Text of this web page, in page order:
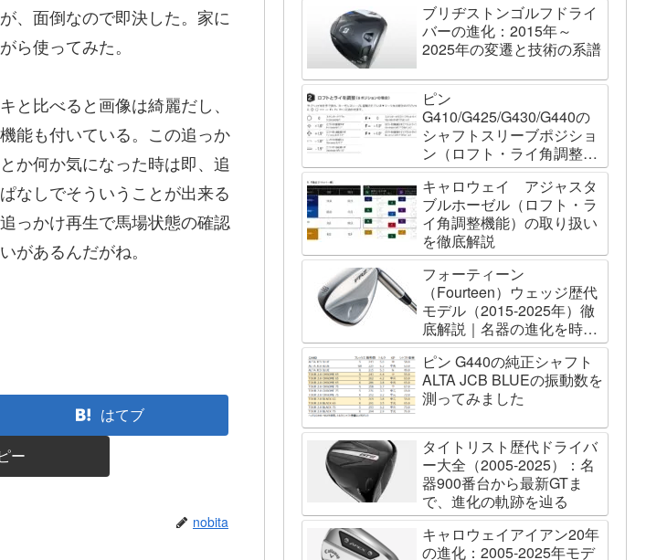
、面倒なので即決した。家に
ら使ってみた。
比べると画像は綺麗だし、
能も付いている。この追っか
か何か気になった時は即、追
なしでそういうことが出来る
っかけ再生で馬場状態の確認
があるんだがね。
はてブ
ー
nobita
ブリヂストンゴルフドライ
バーの進化：2015年～
2025年の変遷と技術の系譜
ピン
G410/G425/G430/G440の
シャフトスリーブポジショ
ン（ロフト・ライ角調整機
能）について
キャロウェイ アジャスタ
ブルホーゼル（ロフト・ラ
イ角調整機能）の取り扱い
を徹底解説
フォーティーン
（Fourteen）ウェッジ歴代
モデル（2015-2025年）徹
底解説｜名器の進化を時系
列で辿る
ピン G440の純正シャフト
ALTA JCB BLUEの振動数を
測ってみました
タイトリスト歴代ドライバ
ー大全（2005-2025）：名
器900番台から最新GTま
で、進化の軌跡を辿る
キャロウェイアイアン20年
の進化：2005-2025年モデ